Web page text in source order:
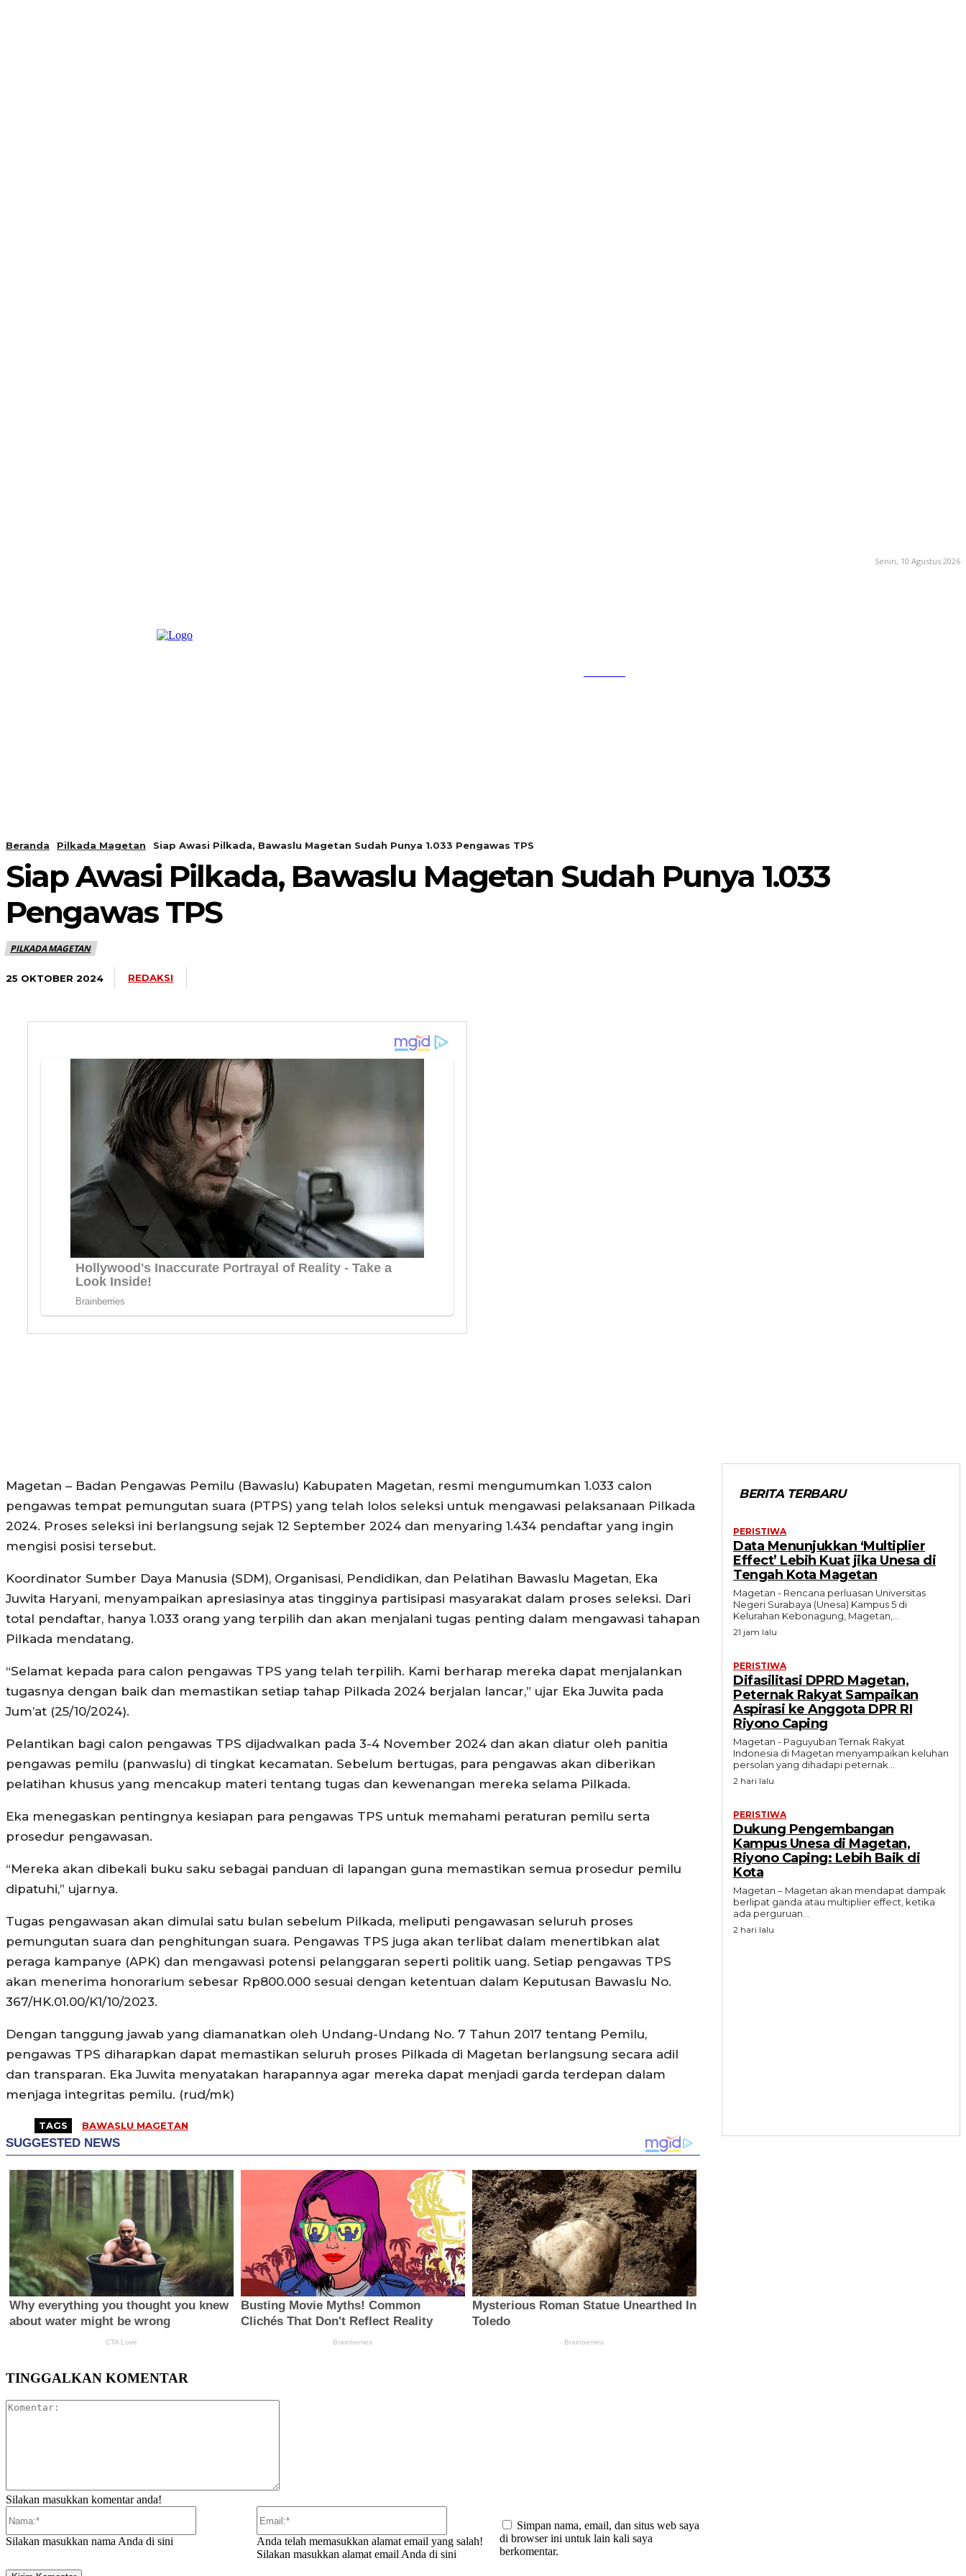
Senin, 10 Agustus 2026
Beranda Pilkada Magetan Siap Awasi Pilkada, Bawaslu Magetan Sudah Punya 1.033 Pengawas TPS
Siap Awasi Pilkada, Bawaslu Magetan Sudah Punya 1.033
Pengawas TPS
PILKADA MAGETAN
25 OKTOBER 2024 REDAKSI
Magetan – Badan Pengawas Pemilu (Bawaslu) Kabupaten Magetan, resmi mengumumkan 1.033 calon
pengawas tempat pemungutan suara (PTPS) yang telah lolos seleksi untuk mengawasi pelaksanaan Pilkada
2024. Proses seleksi ini berlangsung sejak 12 September 2024 dan menyaring 1.434 pendaftar yang ingin
mengisi posisi tersebut.
Koordinator Sumber Daya Manusia (SDM), Organisasi, Pendidikan, dan Pelatihan Bawaslu Magetan, Eka
Juwita Haryani, menyampaikan apresiasinya atas tingginya partisipasi masyarakat dalam proses seleksi. Dari
total pendaftar, hanya 1.033 orang yang terpilih dan akan menjalani tugas penting dalam mengawasi tahapan
Pilkada mendatang.
“Selamat kepada para calon pengawas TPS yang telah terpilih. Kami berharap mereka dapat menjalankan
tugasnya dengan baik dan memastikan setiap tahap Pilkada 2024 berjalan lancar,” ujar Eka Juwita pada
Jum’at (25/10/2024).
Pelantikan bagi calon pengawas TPS dijadwalkan pada 3-4 November 2024 dan akan diatur oleh panitia
pengawas pemilu (panwaslu) di tingkat kecamatan. Sebelum bertugas, para pengawas akan diberikan
pelatihan khusus yang mencakup materi tentang tugas dan kewenangan mereka selama Pilkada.
Eka menegaskan pentingnya kesiapan para pengawas TPS untuk memahami peraturan pemilu serta
prosedur pengawasan.
“Mereka akan dibekali buku saku sebagai panduan di lapangan guna memastikan semua prosedur pemilu
dipatuhi,” ujarnya.
Tugas pengawasan akan dimulai satu bulan sebelum Pilkada, meliputi pengawasan seluruh proses
pemungutan suara dan penghitungan suara. Pengawas TPS juga akan terlibat dalam menertibkan alat
peraga kampanye (APK) dan mengawasi potensi pelanggaran seperti politik uang. Setiap pengawas TPS
akan menerima honorarium sebesar Rp800.000 sesuai dengan ketentuan dalam Keputusan Bawaslu No.
367/HK.01.00/K1/10/2023.
Dengan tanggung jawab yang diamanatkan oleh Undang-Undang No. 7 Tahun 2017 tentang Pemilu,
pengawas TPS diharapkan dapat memastikan seluruh proses Pilkada di Magetan berlangsung secara adil
dan transparan. Eka Juwita menyatakan harapannya agar mereka dapat menjadi garda terdepan dalam
menjaga integritas pemilu. (rud/mk)
TAGS BAWASLU MAGETAN
TINGGALKAN KOMENTAR
Silakan masukkan komentar anda!
Silakan masukkan nama Anda di sini
Anda telah memasukkan alamat email yang salah!
Silakan masukkan alamat email Anda di sini
Simpan nama, email, dan situs web saya
di browser ini untuk lain kali saya
berkomentar.
BERITA TERBARU
PERISTIWA
Data Menunjukkan ‘Multiplier
Effect’ Lebih Kuat jika Unesa di
Tengah Kota Magetan
Magetan - Rencana perluasan Universitas
Negeri Surabaya (Unesa) Kampus 5 di
Kelurahan Kebonagung, Magetan,...
21 jam lalu
PERISTIWA
Difasilitasi DPRD Magetan,
Peternak Rakyat Sampaikan
Aspirasi ke Anggota DPR RI
Riyono Caping
Magetan - Paguyuban Ternak Rakyat
Indonesia di Magetan menyampaikan keluhan
persolan yang dihadapi peternak...
2 hari lalu
PERISTIWA
Dukung Pengembangan
Kampus Unesa di Magetan,
Riyono Caping: Lebih Baik di
Kota
Magetan – Magetan akan mendapat dampak
berlipat ganda atau multiplier effect, ketika
ada perguruan...
2 hari lalu